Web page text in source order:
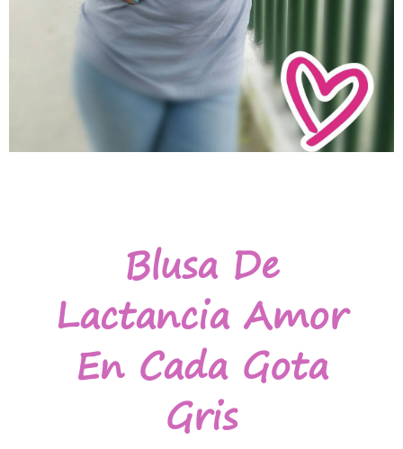
Blusa De
Lactancia Amor
En Cada Gota
Gris